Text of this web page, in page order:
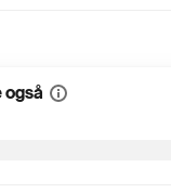
også Vis